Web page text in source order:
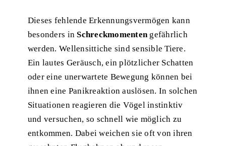
Dieses fehlende Erkennungsvermögen kann
besonders inSchreckmomentengefährlich
werden. Wellensittiche sind sensible Tiere.
Ein lautes Geräusch, ein plötzlicher Schatten
oder eine unerwartete Bewegung können bei
ihnen eine Panikreaktion auslösen. In solchen
Situationen reagieren die Vögel instinktiv
und versuchen, so schnell wie möglich zu
entkommen. Dabei weichen sie oft von ihren